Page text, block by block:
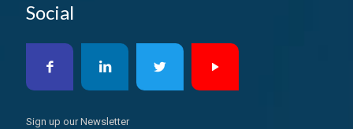
Social
Sign up our Newsletter